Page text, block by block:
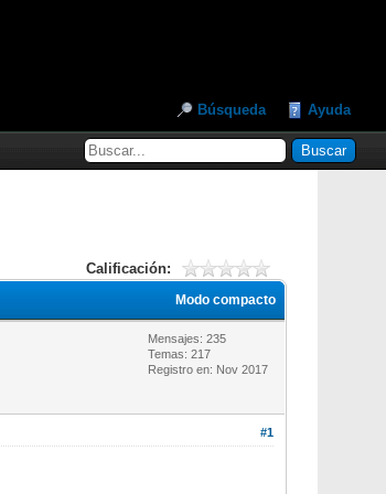
Búsqueda Ayuda
Calificación:
Modo compacto
Mensajes: 235
Temas: 217
Registro en: Nov 2017
#1